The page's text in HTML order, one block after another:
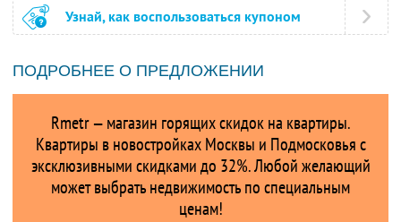
Узнай, как воспользоваться купоном
ПОДРОБНЕЕ О ПРЕДЛОЖЕНИИ
Rmetr — магазин горящих скидок на квартиры.
Квартиры в новостройках Москвы и Подмосковья с
эксклюзивными скидками до 32%. Любой желающий
может выбрать недвижимость по специальным
ценам!